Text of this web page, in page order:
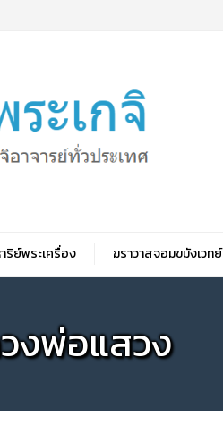
ริย์พระเครื่อง ฆราวาสจอมขมังเวทย์
งพ่อแสวง